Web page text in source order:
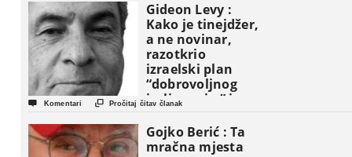
Gideon Levy :
Kako je tinejdžer,
a ne novinar,
razotkrio
izraelski plan
“dobrovoljnog
iseljavanja ” iz
Gaze
 Komentari  Pročitaj čitav članak
Gojko Berić : Ta
mračna mjesta